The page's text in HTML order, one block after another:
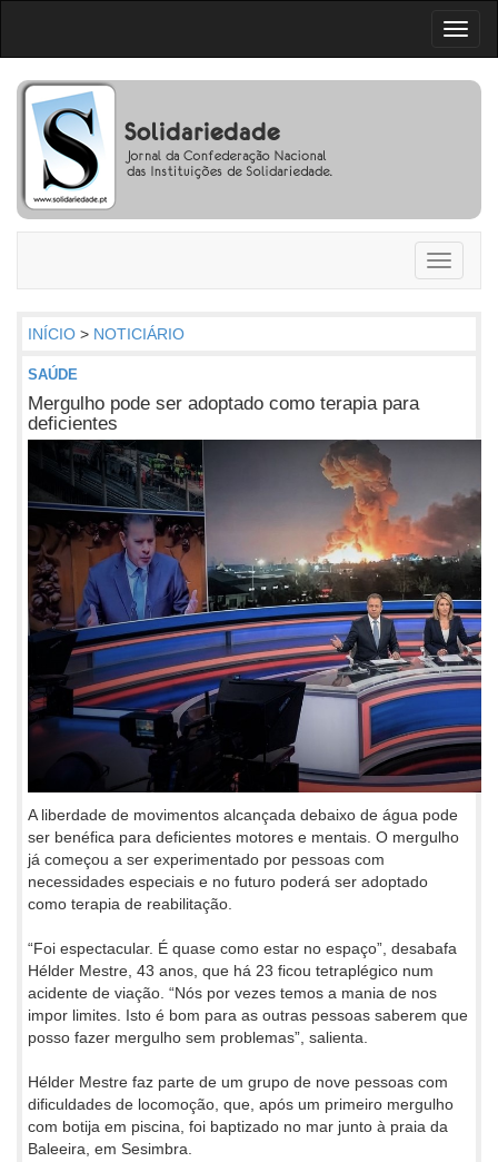
Toggle
INÍCIO > NOTICIÁRIO
SAÚDE
Mergulho pode ser adoptado como terapia para
deficientes
A liberdade de movimentos alcançada debaixo de água pode
ser benéfica para deficientes motores e mentais. O mergulho
já começou a ser experimentado por pessoas com
necessidades especiais e no futuro poderá ser adoptado
como terapia de reabilitação.
“Foi espectacular. É quase como estar no espaço”, desabafa
Hélder Mestre, 43 anos, que há 23 ficou tetraplégico num
acidente de viação. “Nós por vezes temos a mania de nos
impor limites. Isto é bom para as outras pessoas saberem que
posso fazer mergulho sem problemas”, salienta.
Hélder Mestre faz parte de um grupo de nove pessoas com
dificuldades de locomoção, que, após um primeiro mergulho
com botija em piscina, foi baptizado no mar junto à praia da
Baleeira, em Sesimbra.